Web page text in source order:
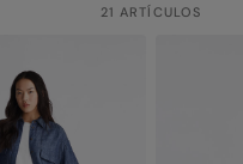
21 ARTÍCULOS